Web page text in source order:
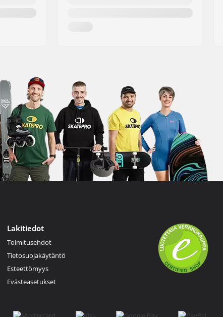
Lakitiedot
Toimitusehdot
Tietosuojakäytäntö
Esteettömyys
Evästeasetukset